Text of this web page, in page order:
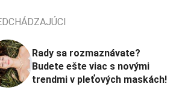
Rady sa rozmaznávate?
Budete ešte viac s novými
trendmi v pleťových maskách!